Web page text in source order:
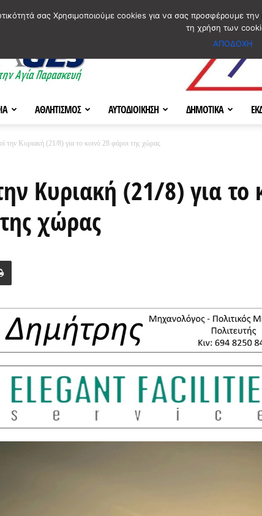
ΑΘΛΗΤΙΣΜΟΣ ΑΥΤΟΔΙΟΙΚΗΣΗ ΔΗΜΟΤΙΚΑ
την Κυριακή (21/8) για το κοινό 28 φάροι της χώρας
Κυριακή (21/8) για το
χώρας
σας Χρησιμοποιούμε cookies για να σας προσφέρουμε
τη χρήση των
ΑΠΟΔΟΧΗ